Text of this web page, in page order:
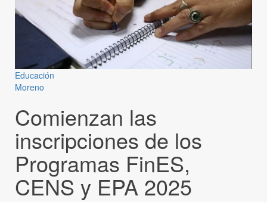
Educación
Moreno
Comienzan las
inscripciones de los
Programas FinES,
CENS y EPA 2025